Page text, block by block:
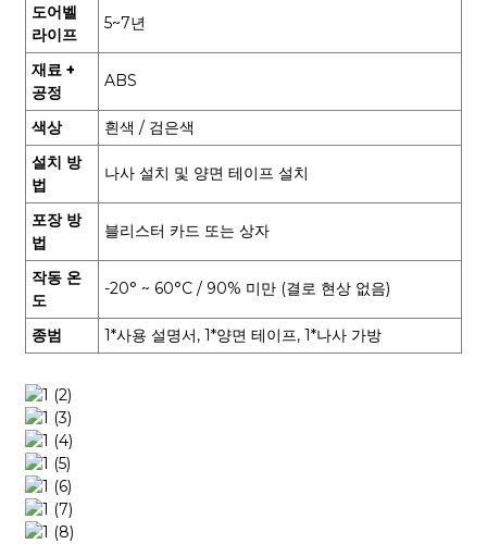
도어벨
라이프
5~7년
재료 +
공정
ABS
색상
흰색 / 검은색
설치 방
법
나사 설치 및 양면 테이프 설치
포장 방
법
블리스터 카드 또는 상자
작동 온
도
-20° ~ 60°C / 90% 미만 (결로 현상 없음)
종범 1*사용 설명서, 1*양면 테이프, 1*나사 가방